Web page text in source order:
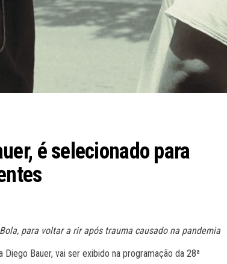
é selecionado para
para voltar a rir após trauma causado na pandemia
Bauer, vai ser exibido na programação da 28ª